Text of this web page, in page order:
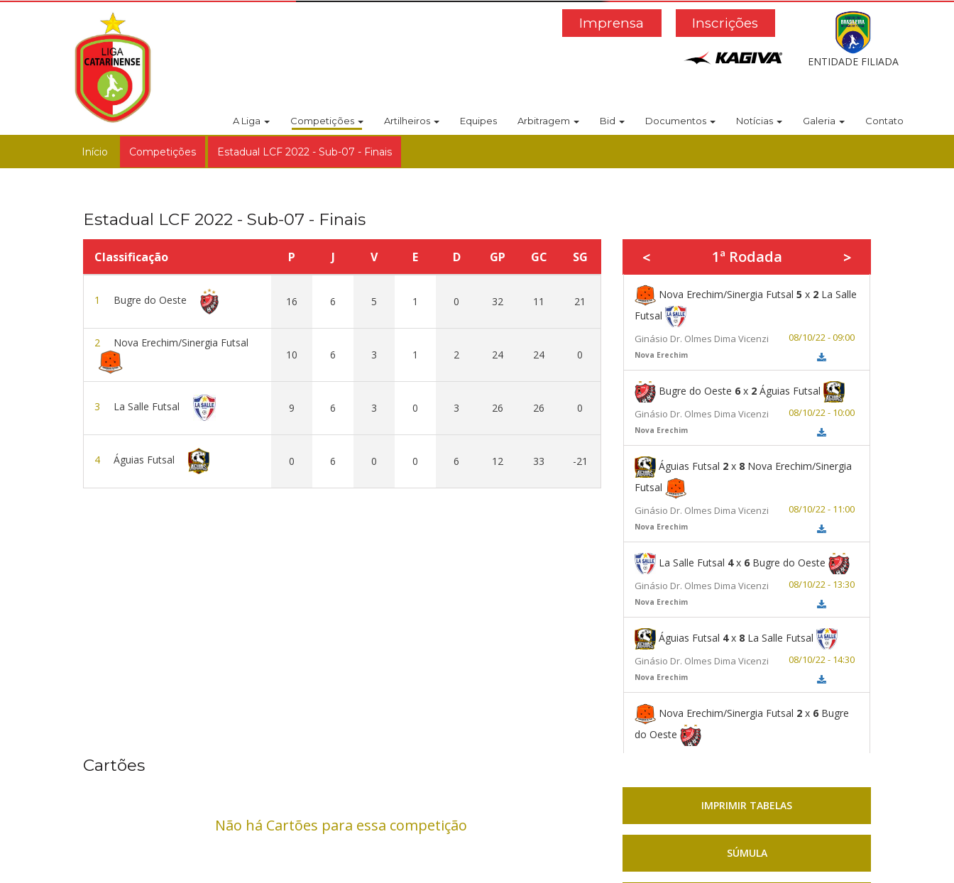
Inscrições
Imprensa
ENTIDADE FILIADA
A Liga Competições Artilheiros Equipes Arbitragem Bid Documentos Notícias Galeria Contato
Início Competições Estadual LCF 2022 - Sub-07 - Finais
Estadual LCF 2022 - Sub-07 - Finais
Classificação P J V E D GP GC SG
1 Bugre do Oeste 16 6 5 1 0 32 11 21
2
Nova Erechim/Sinergia Futsal
10
6 3 1 2 24 24 0
3 La Salle Futsal 9 6 3 0 3 26 26 0
4 Águias Futsal 0 6 0 0 6 12 33 -21
< 1ª Rodada >
Nova Erechim/Sinergia Futsal 5 x 2 La Salle
Futsal
Ginásio Dr. Olmes Dima Vicenzi
Nova Erechim
08/10/22 - 09:00
Bugre do Oeste 6 x 2 Águias Futsal
Ginásio Dr. Olmes Dima Vicenzi
Nova Erechim
08/10/22 - 10:00
Águias Futsal 2 x 8 Nova Erechim/Sinergia
Futsal
Ginásio Dr. Olmes Dima Vicenzi
Nova Erechim
08/10/22 - 11:00
La Salle Futsal 4x 6 Bugre do Oeste
Ginásio Dr. Olmes Dima Vicenzi
Nova Erechim
08/10/22 - 13:30
Águias Futsal 4x 8 La Salle Futsal
Ginásio Dr. Olmes Dima Vicenzi
Nova Erechim
08/10/22 - 14:30
Nova Erechim/Sinergia Futsal 2 x 6 Bugre
do Oeste
Cartões
Não há Cartões para essa competição
IMPRIMIR TABELAS
SÚMULA